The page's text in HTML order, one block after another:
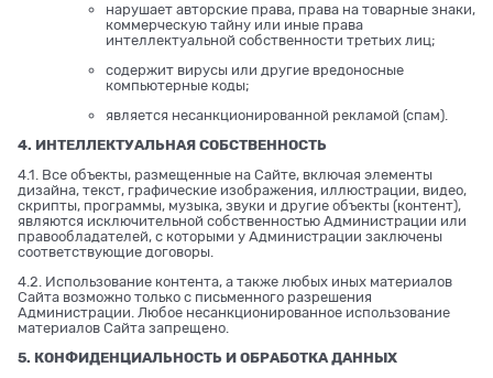
нарушает авторские права, права на товарные знаки,
коммерческую тайну или иные права
интеллектуальной собственности третьих лиц;
содержит вирусы или другие вредоносные
компьютерные коды;
является несанкционированной рекламой (спам).
4. ИНТЕЛЛЕКТУАЛЬНАЯ СОБСТВЕННОСТЬ
4.1. Все объекты, размещенные на Сайте, включая элементы
дизайна, текст, графические изображения, иллюстрации, видео,
скрипты, программы, музыка, звуки и другие объекты (контент),
являются исключительной собственностью Администрации или
правообладателей, с которыми у Администрации заключены
соответствующие договоры.
4.2. Использование контента, а также любых иных материалов
Сайта возможно только с письменного разрешения
Администрации. Любое несанкционированное использование
материалов Сайта запрещено.
5. КОНФИДЕНЦИАЛЬНОСТЬ И ОБРАБОТКА ДАННЫХ